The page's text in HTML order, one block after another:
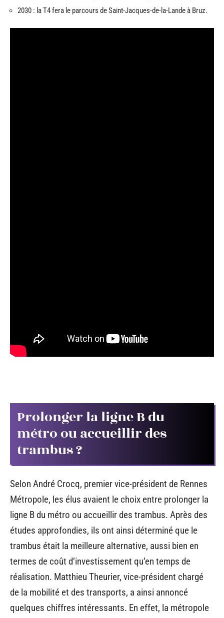
2030 : la T4 fera le parcours de Saint-Jacques-de-la-Lande à Bruz.
Prolonger la ligne B du
métro ou accueillir des
trambus ?
Selon André Crocq, premier vice-président de Rennes
Métropole, les élus avaient le choix entre prolonger la
ligne B du métro ou accueillir des trambus. Après des
études approfondies, ils ont ainsi déterminé que le
trambus était la meilleure alternative, aussi bien en
termes de coût d’investissement qu’en temps de
réalisation. Matthieu Theurier, vice-président chargé
de la mobilité et des transports, a ainsi annoncé
quelques chiffres intéressants. En effet, la métropole